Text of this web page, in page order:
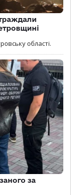
області.
за